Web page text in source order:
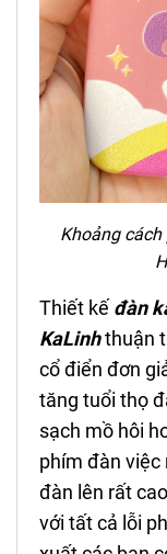
Khoảng
Thiết kế đàn
KaLinhthuận
cổ điển đơn
tăng tuổi thọ
sạch mồ hôi
phím đàn việc
đàn lên rất
với tất cả lỗi